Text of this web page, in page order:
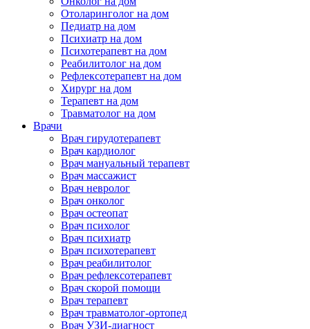
Отоларинголог на дом
Педиатр на дом
Психиатр на дом
Психотерапевт на дом
Реабилитолог на дом
Рефлексотерапевт на дом
Хирург на дом
Терапевт на дом
Травматолог на дом
Врачи
Врач гирудотерапевт
Врач кардиолог
Врач мануальный терапевт
Врач массажист
Врач невролог
Врач онколог
Врач остеопат
Врач психолог
Врач психиатр
Врач психотерапевт
Врач реабилитолог
Врач рефлексотерапевт
Врач скорой помощи
Врач терапевт
Врач травматолог-ортопед
Врач УЗИ-диагност